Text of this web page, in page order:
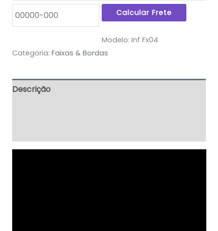
Modelo:Inf Fx04
Categoria: Faixas & Bordas
Descrição